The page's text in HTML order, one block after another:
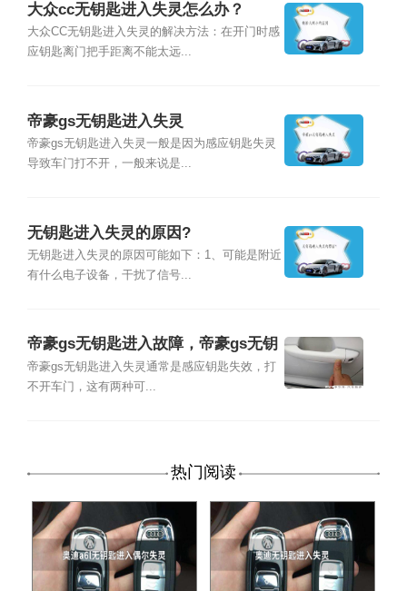
大众cc无钥匙进入失灵怎么办？
大众CC无钥匙进入失灵的解决方法：在开门时感
应钥匙离门把手距离不能太远...
帝豪gs无钥匙进入失灵
帝豪gs无钥匙进入失灵一般是因为感应钥匙失灵
导致车门打不开，一般来说是...
无钥匙进入失灵的原因?
无钥匙进入失灵的原因可能如下：1、可能是附近
有什么电子设备，干扰了信号...
帝豪gs无钥匙进入故障，帝豪gs无钥
匙进入失灵
帝豪gs无钥匙进入失灵通常是感应钥匙失效，打
不开车门，这有两种可...
热门阅读